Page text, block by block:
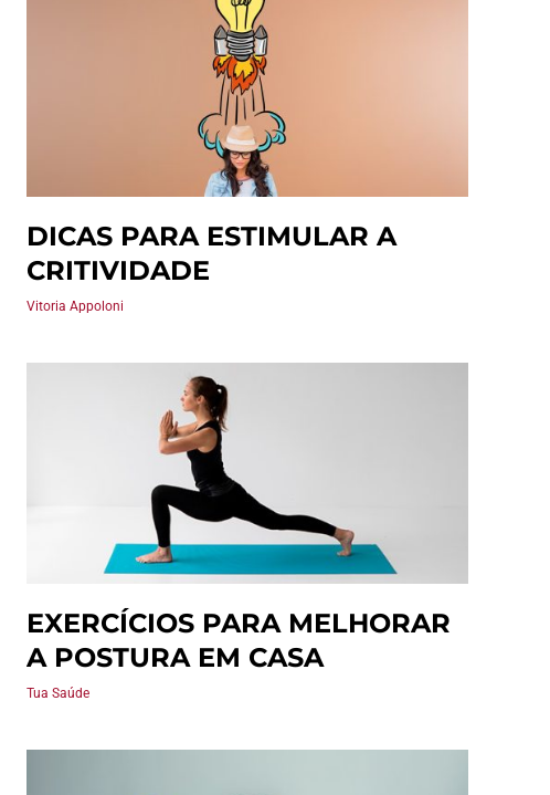
DICAS PARA ESTIMULAR A
CRITIVIDADE
Vitoria Appoloni
EXERCÍCIOS PARA MELHORAR
A POSTURA EM CASA
Tua Saúde